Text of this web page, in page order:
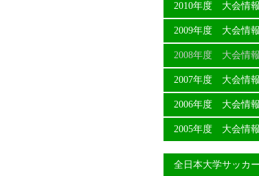
2010年度 大会情報
2009年度 大会情報
2008年度 大会情報
2007年度 大会情報
2006年度 大会情報
2005年度 大会情報
全日本大学サッカ